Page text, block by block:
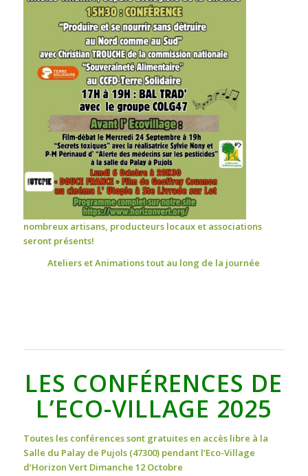
nombreux artisans, producteurs locaux et associations
seront présents!
Ateliers et Animations tout au long de la journée
LES CONFÉRENCES DE
L’ECO-VILLAGE 2025
Toutes les conférences sont gratuites en accès libre à la
Salle du Palay de Pujols (47300) pendant l’Eco-Village
d’Horizon Vert Dimanche 12 Octobre